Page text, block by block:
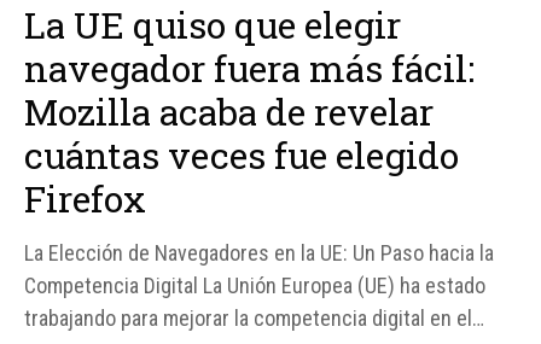
La UE quiso que elegir
navegador fuera más fácil:
Mozilla acaba de revelar
cuántas veces fue elegido
Firefox
La Elección de Navegadores en la UE: Un Paso hacia la
Competencia Digital La Unión Europea (UE) ha estado
trabajando para mejorar la competencia digital en el